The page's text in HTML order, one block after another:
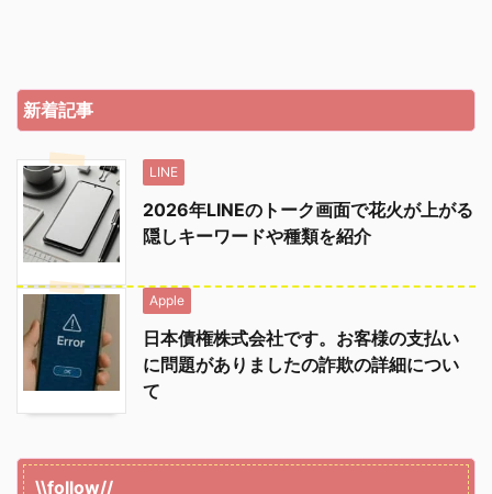
新着記事
LINE
2026年LINEのトーク画面で花火が上がる
隠しキーワードや種類を紹介
Apple
日本債権株式会社です。お客様の支払い
に問題がありましたの詐欺の詳細につい
て
\\follow//